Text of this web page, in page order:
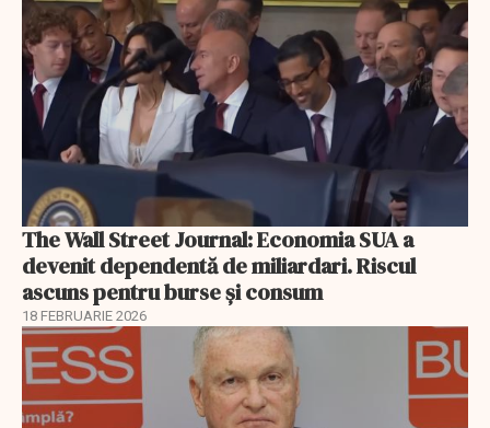
The Wall Street Journal: Economia SUA a
devenit dependentă de miliardari. Riscul
ascuns pentru burse și consum
18 FEBRUARIE 2026
EXCLUSIV